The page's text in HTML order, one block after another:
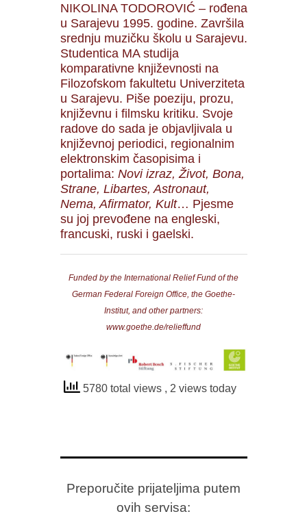
NIKOLINA TODOROVIĆ – rođena
u Sarajevu 1995. godine. Završila
srednju muzičku školu u Sarajevu.
Studentica MA studija
komparativne književnosti na
Filozofskom fakultetu Univerziteta
u Sarajevu. Piše poeziju, prozu,
književnu i filmsku kritiku. Svoje
radove do sada je objavljivala u
književnoj periodici, regionalnim
elektronskim časopisima i
portalima: Novi izraz, Život, Bona,
Strane, Libartes, Astronaut,
Nema, Afirmator, Kult… Pjesme
su joj prevođene na engleski,
francuski, ruski i gaelski.
Funded by the International Relief Fund of the
German Federal Foreign Office, the Goethe-
Institut, and other partners:
www.goethe.de/relieffund
5780 total views , 2 views today
Preporučite prijateljima putem
ovih servisa: